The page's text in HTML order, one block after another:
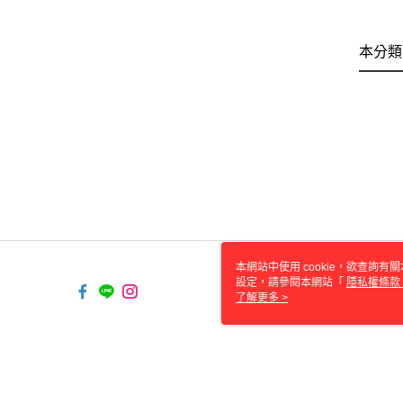
本分
本網站中使用 cookie，欲查詢有
設定，請參閱本網站「 隱私權條款
使用 cookie。
了解更多 >